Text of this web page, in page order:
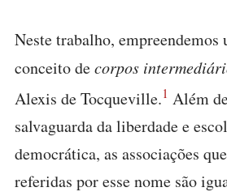
Neste trabalho, empreendemos
conceito decorpos
Alexis de Tocqueville.1 Além
salvaguarda da liberdade e
democrática, as associações
referidas por esse nome são